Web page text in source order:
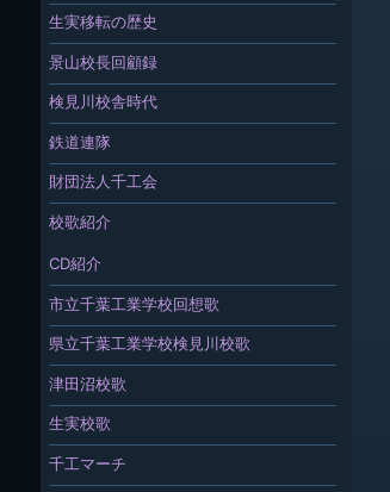
生実移転の歴史
景山校長回顧録
検見川校舎時代
鉄道連隊
財団法人千工会
校歌紹介
CD紹介
市立千葉工業学校回想歌
県立千葉工業学校検見川校歌
津田沼校歌
生実校歌
千工マーチ